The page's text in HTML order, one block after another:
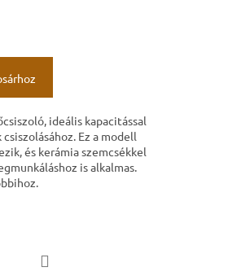
ideális kapacitással
Ez a modell
és kerámia szemcsékkel
is alkalmas.